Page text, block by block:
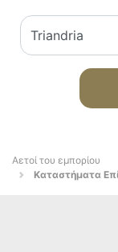
Αετοί του εμπορίου
Καταστήματα